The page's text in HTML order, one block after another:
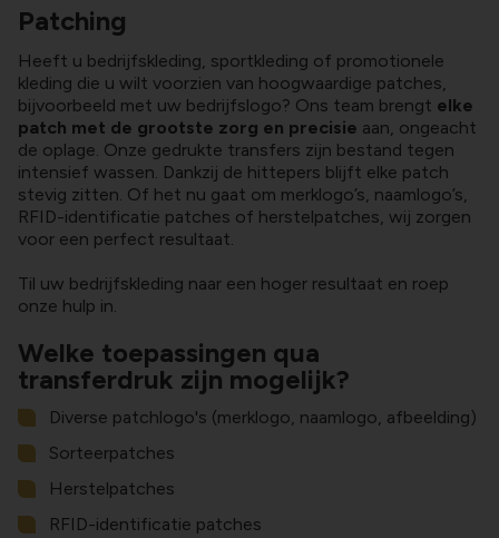
Patching
Heeft u bedrijfskleding, sportkleding of promotionele
kleding die u wilt voorzien van hoogwaardige patches,
bijvoorbeeld met uw bedrijfslogo? Ons team brengt elke
patch met de grootste zorg en precisie aan, ongeacht
de oplage. Onze gedrukte transfers zijn bestand tegen
intensief wassen. Dankzij de hittepers blijft elke patch
stevig zitten. Of het nu gaat om merklogo’s, naamlogo’s,
RFID-identificatie patches of herstelpatches, wij zorgen
voor een perfect resultaat.
Til uw bedrijfskleding naar een hoger resultaat en roep
onze hulp in.
Welke toepassingen qua
transferdruk zijn mogelijk?
Diverse patchlogo's (merklogo, naamlogo, afbeelding)
Sorteerpatches
Herstelpatches
RFID-identificatie patches